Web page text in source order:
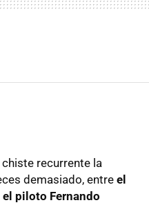
recurrente la
demasiado, entreel
piloto Fernando